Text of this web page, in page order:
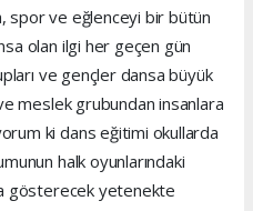
spor ve eğlenceyi bir bütün
olan ilgi her geçen gün
ve gençler dansa büyük
meslek grubundan insanlara
ki dans eğitimi okullarda
halk oyunlarındaki
gösterecek yetenekte